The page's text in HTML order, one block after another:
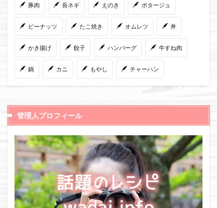
豚肉 長ネギ えのき ポタージュ
ピーナッツ たこ焼き オムレツ 丼
かき揚げ 餃子 ハンバーグ 牛すね肉
鍋 カニ もやし チャーハン
管理人プロフィール